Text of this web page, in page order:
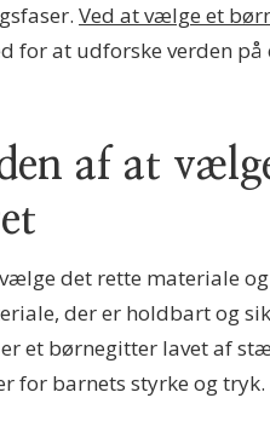
Ved at vælge et
for at udforske verden
af at
det rette materiale
der er holdbart og
et børnegitter lavet af
for barnets styrke og tryk.